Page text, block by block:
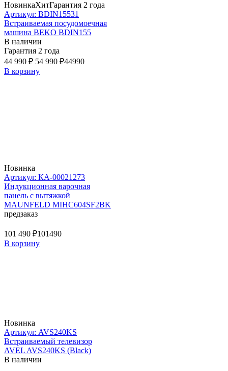
НовинкаХитГарантия 2 года
Артикул: BDIN15531
Встраиваемая посудомоечная
машина BEKO BDIN155
В наличии
Гарантия 2 года
44 990 ₽ 54 990 ₽44990
В корзину
Новинка
Артикул: КА-00021273
Индукционная варочная
панель с вытяжкой
MAUNFELD MIHC604SF2BK
предзаказ
101 490 ₽101490
В корзину
Новинка
Артикул: AVS240KS
Встраиваемый телевизор
AVEL AVS240KS (Black)
В наличии